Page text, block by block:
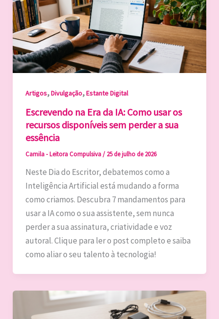
Artigos,Divulgação,Estante Digital
Escrevendo na Era da IA: Como usar os
recursos disponíveis sem perder a sua
essência
Camila - Leitora Compulsiva/ 25 de julho de 2026
Neste Dia do Escritor, debatemos como a
Inteligência Artificial está mudando a forma
como criamos. Descubra 7 mandamentos para
usar a IA como o sua assistente, sem nunca
perder a sua assinatura, criatividade e voz
autoral. Clique para ler o post completo e saiba
como aliar o seu talento à tecnologia!